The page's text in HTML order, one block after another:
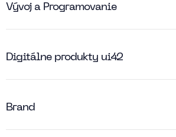
Vývoj a Programovanie
Digitálne produkty ui42
Brand